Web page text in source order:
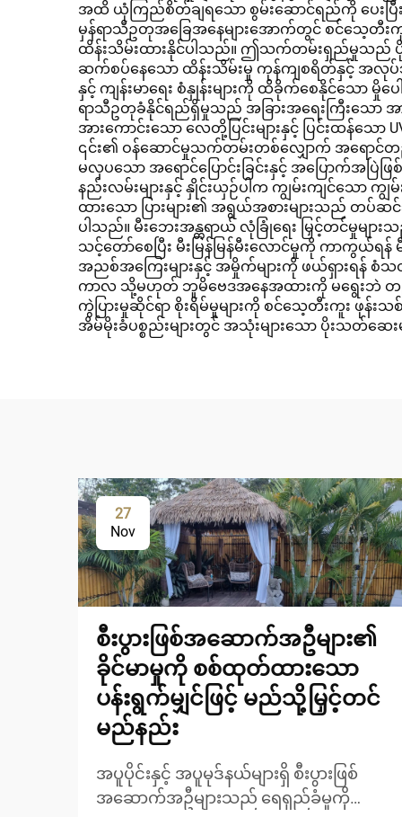
စခန်းများအတွက်
အထိ ယုံကြည်စိတ်ချရသော စွမ်းဆောင်ရည်ကို ပေးပ
မှန်ရာသီဥတုအခြေအနေများအောက်တွင် စင်သေ့တီး
ထိန်းသိမ်းထားနိုင်ပါသည်။ ဤသက်တမ်းရှည်မှုသည် ပို
ဆက်စပ်နေသော ထိန်းသိမ်းမှု ကုန်ကျစရိတ်နှင့် အလုပ်သ
နှင့် ကျန်းမာရေး စံနှုန်းများကို ထိခိုက်စေနိုင်သော
ရာသီဥတုခံနိုင်ရည်ရှိမှုသည် အခြားအရေးကြီးသော အား
အားကောင်းသော လေတို့ပြင်းများနှင့် ပြင်းထန်သေ
၎င်း၏ ဝန်ဆောင်မှုသက်တမ်းတစ်လျှောက် အရောင်တည်
မလှပသော အရောင်ပြောင်းခြင်းနှင့် အပြောက်အပြဲ
နည်းလမ်းများနှင့် နှိုင်းယှဉ်ပါက ကျွမ်းကျင်သော က
ထားသော ပြားများ၏ အရွယ်အစားများသည်
ပါသည်။ မီးဘေးအန္တရာယ် လုံခြုံရေး မြှင့်တင်မှုမျာ
သင့်တော်စေပြီး မီးမြန်မြန်မီးလောင်မှုကို ကာကွယ်ရန်
အညစ်အကြေးများနှင့် အမှိုက်များကို ဖယ်ရှားရန်
ကာလ သို့မဟုတ် ဘူမိဗေဒအနေအထားကို မရွေးဘဲ တည်
ကွဲပြားမှုဆိုင်ရာ စိုးရိမ်မှုများကို စင်သေ့တီးကူး ဖုန်
အိမ်မိုးခံပစ္စည်းများတွင် အသုံးများသော ပိုးသတ်ဆေ
27
Nov
စီးပွားဖြစ်အဆောက်အဦများ၏
ခိုင်မာမှုကို စစ်ထုတ်ထားသော
ပန်းရွက်မျှင်ဖြင့် မည်သို့မြှင့်တင်
မည်နည်း
အပူပိုင်းနှင့် အပူမုဒ်နယ်များရှိ စီးပွားဖြစ်
အဆောက်အဦများသည် ရေရှည်ခံမှုကို